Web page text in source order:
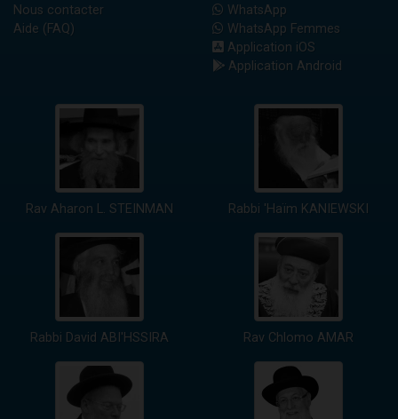
Nous contacter
Aide (FAQ)
WhatsApp
WhatsApp Femmes
Application iOS
Application Android
Rav Aharon L. STEINMAN Rabbi 'Haïm KANIEWSKI
Rabbi David ABI'HSSIRA Rav Chlomo AMAR